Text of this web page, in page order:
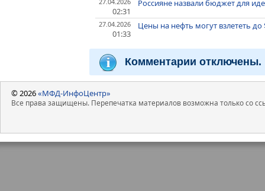
02:31
Россияне назвали бюджет для
27.04.2026
01:33
Цены на нефть могут взлететь
Комментарии отключены.
© 2026«МФД-ИнфоЦентр»
Все права защищены. Перепечатка материалов возможна только со